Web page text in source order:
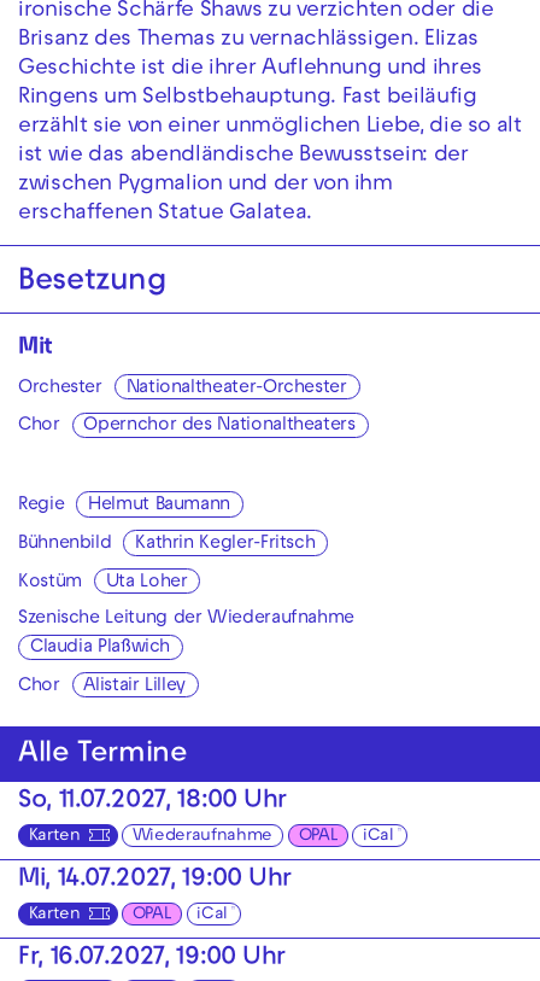
ironische Schärfe Shaws zu verzichten oder die
Brisanz des Themas zu vernachlässigen. Elizas
Geschichte ist die ihrer Auflehnung und ihres
Ringens um Selbstbehauptung. Fast beiläufig
erzählt sie von einer unmöglichen Liebe, die so alt
ist wie das abendländische Bewusstsein: der
zwischen Pygmalion und der von ihm
erschaffenen Statue Galatea.
Besetzung
Mit
Orchester Nationaltheater-Orchester
Chor Opernchor des Nationaltheaters
Regie Helmut Baumann
Bühnenbild Kathrin Kegler-Fritsch
Kostüm Uta Loher
Szenische Leitung der Wiederaufnahme
Claudia Plaßwich
Chor Alistair Lilley
Alle Termine
So, 11.07.2027, 18:00 Uhr
Karten Wiederaufnahme OPAL iCal
Mi, 14.07.2027, 19:00 Uhr
Karten OPAL iCal
Fr, 16.07.2027, 19:00 Uhr